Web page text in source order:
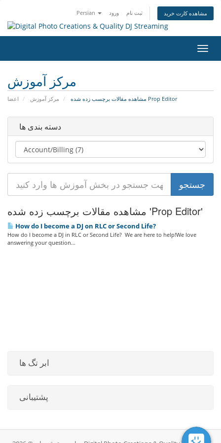
Persian ورود ثبت نام مشاهده کارت خرید
تغییر
مرکز آموزش
اعضا مرکز آموزش مشاهده مقالات برچسب زده شده Prop Editor
دسته بندی ها
مشاهده مقالات برچسب زده شده 'Prop Editor'
How do I become a DJ on RLC or Second Life?
How do I become a DJ in RLC or Second Life? We are here to help!We love
answering your question...
ابر تگ ها
پشتیبانی